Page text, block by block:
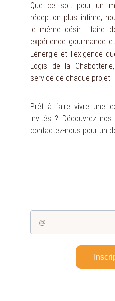
Que ce soit pour un
réception plus intime,
le même désir : faire
expérience gourmande
L'énergie et l'exigence
Logis de la
service de chaque projet.
Prêt à faire vivre une
invités ? Découvrez
contactez-nous pour un